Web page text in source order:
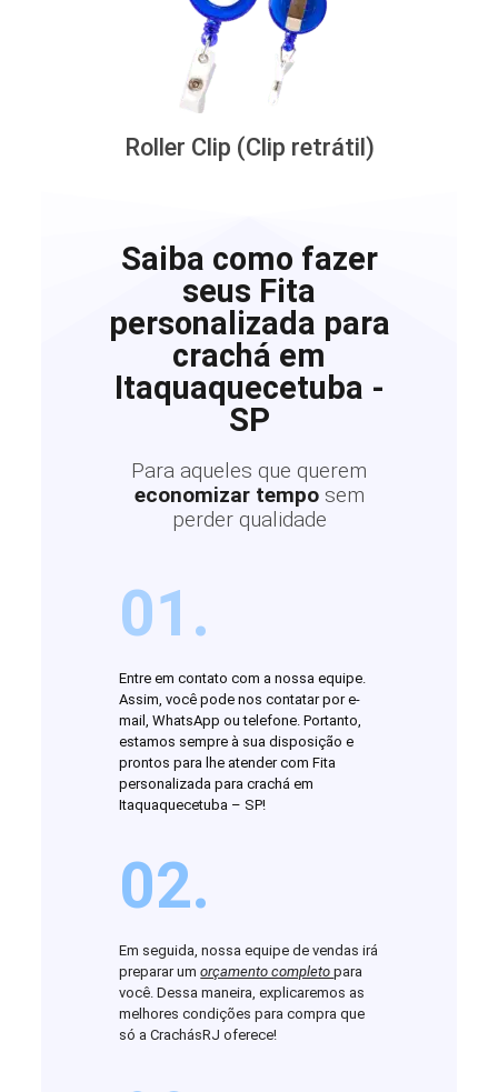
Roller Clip (Clip retrátil)
Saiba como fazer
seus Fita
personalizada para
crachá em
Itaquaquecetuba -
SP
Para aqueles que querem
economizar tempo sem
perder qualidade
01.
Entre em contato com a nossa equipe.
Assim, você pode nos contatar por e-
mail, WhatsApp ou telefone. Portanto,
estamos sempre à sua disposição e
prontos para lhe atender com Fita
personalizada para crachá em
Itaquaquecetuba – SP!
02.
Em seguida, nossa equipe de vendas irá
preparar umorçamento completopara
você. Dessa maneira, explicaremos as
melhores condições para compra que
só a CrachásRJ oferece!